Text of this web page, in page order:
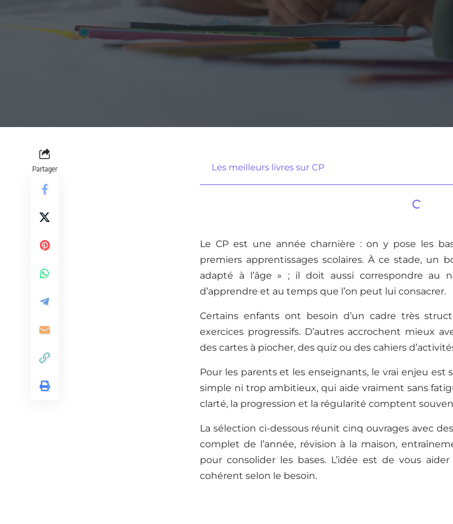
Partager Les meilleurs livres sur CP
Le CP est une année charnière : on y pose les
premiers apprentissages scolaires. À ce stade, un
adapté à l’âge » ; il doit aussi correspondre au
d’apprendre et au temps que l’on peut lui consacrer.
Certains enfants ont besoin d’un cadre très
exercices progressifs. D’autres accrochent mieux
des cartes à piocher, des quiz ou des cahiers
Pour les parents et les enseignants, le vrai enjeu
simple ni trop ambitieux, qui aide vraiment sans
clarté, la progression et la régularité comptent
La sélection ci-dessous réunit cinq ouvrages avec
complet de l’année, révision à la maison,
pour consolider les bases. L’idée est de vous
cohérent selon le besoin.